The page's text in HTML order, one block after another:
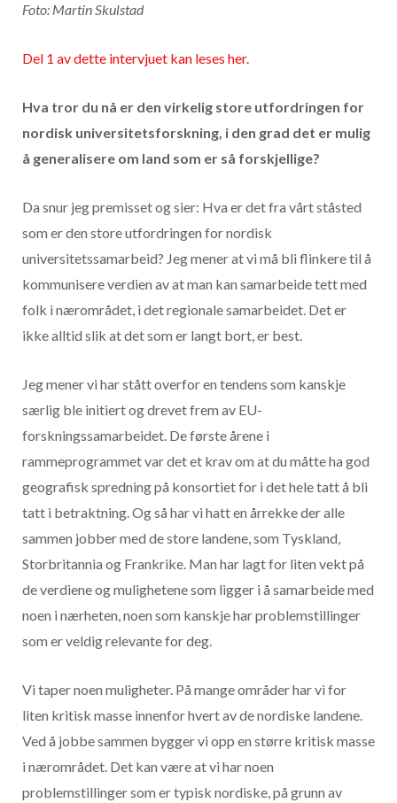
Foto: Martin Skulstad
Del 1 av dette intervjuet kan leses her.
Hva tror du nå er den virkelig store utfordringen for
nordisk universitetsforskning, i den grad det er mulig
å generalisere om land som er så forskjellige?
Da snur jeg premisset og sier: Hva er det fra vårt ståsted
som er den store utfordringen for nordisk
universitetssamarbeid? Jeg mener at vi må bli flinkere til å
kommunisere verdien av at man kan samarbeide tett med
folk i nærområdet, i det regionale samarbeidet. Det er
ikke alltid slik at det som er langt bort, er best.
Jeg mener vi har stått overfor en tendens som kanskje
særlig ble initiert og drevet frem av EU-
forskningssamarbeidet. De første årene i
rammeprogrammet var det et krav om at du måtte ha god
geografisk spredning på konsortiet for i det hele tatt å bli
tatt i betraktning. Og så har vi hatt en årrekke der alle
sammen jobber med de store landene, som Tyskland,
Storbritannia og Frankrike. Man har lagt for liten vekt på
de verdiene og mulighetene som ligger i å samarbeide med
noen i nærheten, noen som kanskje har problemstillinger
som er veldig relevante for deg.
Vi taper noen muligheter. På mange områder har vi for
liten kritisk masse innenfor hvert av de nordiske landene.
Ved å jobbe sammen bygger vi opp en større kritisk masse
i nærområdet. Det kan være at vi har noen
problemstillinger som er typisk nordiske, på grunn av